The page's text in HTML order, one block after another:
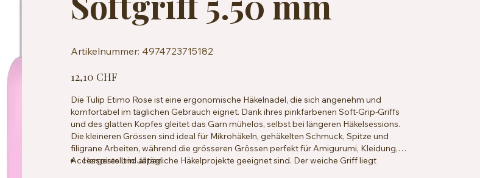
Artikelnummer: 4974723715182
4974723715182
12,10 CHF
Die Tulip Etimo Rose ist eine ergonomische Häkelnadel, die sich angenehm und
komfortabel im täglichen Gebrauch eignet. Dank ihres pinkfarbenen Soft-Grip-Griffs
und des glatten Kopfes gleitet das Garn mühelos, selbst bei längeren Häkelsessions.
Die kleineren Grössen sind ideal für Mikrohäkeln, gehäkelten Schmuck, Spitze und
filigrane Arbeiten, während die grösseren Grössen perfekt für Amigurumi, Kleidung,
Accessoires und alltägliche Häkelprojekte geeignet sind. Der weiche Griff liegt
Hergestellt in Japan